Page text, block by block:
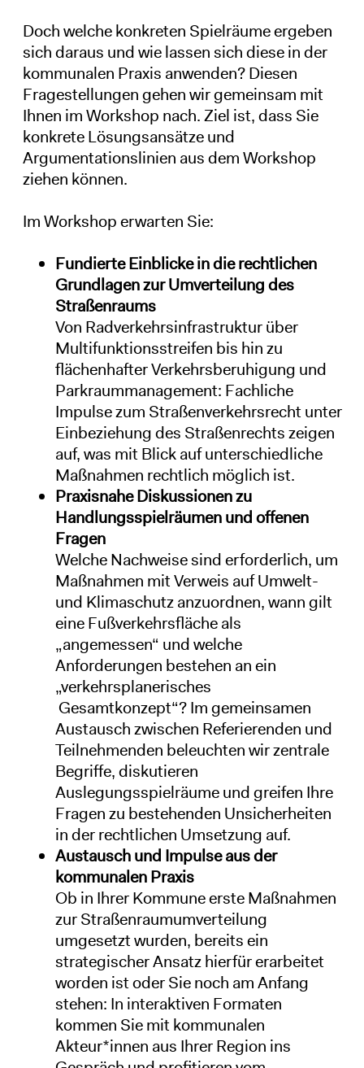
Doch welche konkreten Spielräume ergeben
sich daraus und wie lassen sich diese in der
kommunalen Praxis anwenden? Diesen
Fragestellungen gehen wir gemeinsam mit
Ihnen im Workshop nach. Ziel ist, dass Sie
konkrete Lösungsansätze und
Argumentationslinien aus dem Workshop
ziehen können.
Im Workshop erwarten Sie:
Fundierte Einblicke in die rechtlichen
Grundlagen zur Umverteilung des
Straßenraums
Von Radverkehrsinfrastruktur über
Multifunktionsstreifen bis hin zu
flächenhafter Verkehrsberuhigung und
Parkraummanagement: Fachliche
Impulse zum Straßenverkehrsrecht unter
Einbeziehung des Straßenrechts zeigen
auf, was mit Blick auf unterschiedliche
Maßnahmen rechtlich möglich ist.
Praxisnahe Diskussionen zu
Handlungsspielräumen und offenen
Fragen
Welche Nachweise sind erforderlich, um
Maßnahmen mit Verweis auf Umwelt-
und Klimaschutz anzuordnen, wann gilt
eine Fußverkehrsfläche als
„angemessen“ und welche
Anforderungen bestehen an ein
„verkehrsplanerisches
Gesamtkonzept“? Im gemeinsamen
Austausch zwischen Referierenden und
Teilnehmenden beleuchten wir zentrale
Begriffe, diskutieren
Auslegungsspielräume und greifen Ihre
Fragen zu bestehenden Unsicherheiten
in der rechtlichen Umsetzung auf.
Austausch und Impulse aus der
kommunalen Praxis
Ob in Ihrer Kommune erste Maßnahmen
zur Straßenraumumverteilung
umgesetzt wurden, bereits ein
strategischer Ansatz hierfür erarbeitet
worden ist oder Sie noch am Anfang
stehen: In interaktiven Formaten
kommen Sie mit kommunalen
Akteur*innen aus Ihrer Region ins